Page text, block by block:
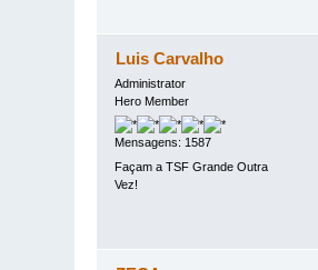
Luis Carvalho
Administrator
Hero Member
Mensagens: 1587
Façam a TSF Grande Outra
Vez!